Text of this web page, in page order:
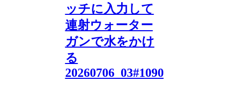
ッチに入力して
連射ウォーター
ガンで水をかけ
る
20260706_03#1090